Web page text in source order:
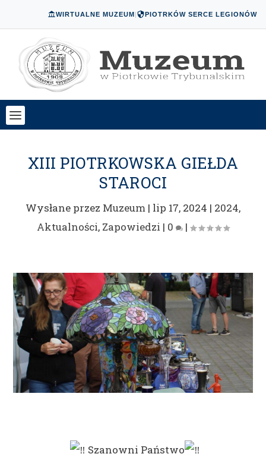
WIRTUALNE MUZEUM| PIOTRKÓW SERCE LEGIONÓW
XIII PIOTRKOWSKA GIEŁDA
STAROCI
Wysłane przez Muzeum | lip 17, 2024 | 2024,
Aktualności, Zapowiedzi | 0 |
Szanowni Państwo